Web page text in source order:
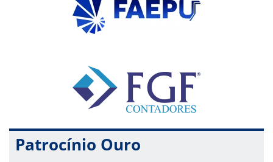
Patrocínio Ouro